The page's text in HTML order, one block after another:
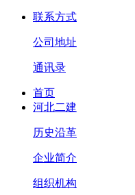
联系方式
公司地址
通讯录
首页
河北二建
历史沿革
企业简介
组织机构